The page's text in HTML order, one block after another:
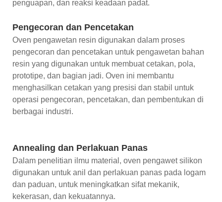
penguapan, dan reaksi keadaan padat.
Pengecoran dan Pencetakan
Oven pengawetan resin digunakan dalam proses
pengecoran dan pencetakan untuk pengawetan bahan
resin yang digunakan untuk membuat cetakan, pola,
prototipe, dan bagian jadi. Oven ini membantu
menghasilkan cetakan yang presisi dan stabil untuk
operasi pengecoran, pencetakan, dan pembentukan di
berbagai industri.
Annealing dan Perlakuan Panas
Dalam penelitian ilmu material, oven pengawet silikon
digunakan untuk anil dan perlakuan panas pada logam
dan paduan, untuk meningkatkan sifat mekanik,
kekerasan, dan kekuatannya.